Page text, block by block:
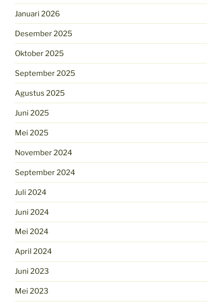
Januari 2026
Desember 2025
Oktober 2025
September 2025
Agustus 2025
Juni 2025
Mei 2025
November 2024
September 2024
Juli 2024
Juni 2024
Mei 2024
April 2024
Juni 2023
Mei 2023